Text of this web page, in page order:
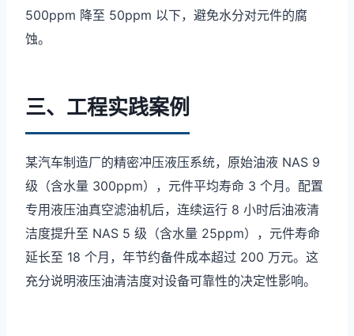
500ppm 降至 50ppm 以下，避免水分对元件的腐
蚀。
三、工程实践案例
某汽车制造厂的精密冲压液压系统，原始油液 NAS 9
级（含水量 300ppm），元件平均寿命 3 个月。配置
专用液压油真空滤油机后，连续运行 8 小时后油液清
洁度提升至 NAS 5 级（含水量 25ppm），元件寿命
延长至 18 个月，年节约备件成本超过 200 万元。这
充分说明液压油清洁度对设备可靠性的决定性影响。